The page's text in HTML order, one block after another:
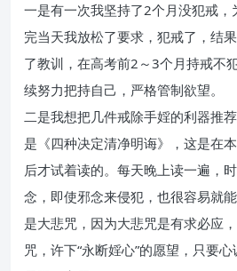
一是有一次我坚持了2个月没犯戒
完当天我放松了要求，犯戒了，结
了教训，在高考前2～3个月持戒不
续努力把持自己，严格管制欲望。
二是我想把几件戒除手婬的利器推
是《四种决定清净明诲》，这是在
后才试着读的。每天晚上读一遍，
念，即使邪念来侵犯，也很容易就
是大悲咒，因为大悲咒是有求必应
咒，许下“永断婬心”的愿望，只要